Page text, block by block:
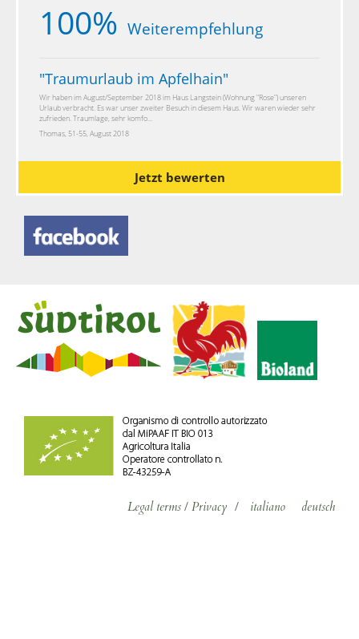
100% Weiterempfehlung
"Traumurlaub im Apfelhain"
Wir haben im August/September 2018 im Haus Langstein (Wohnung "Rose") unseren
Urlaub verbracht. Es war unser zweiter Besuch in diesem Haus. Wir waren wieder sehr
zufrieden. Traumlage, sehr komfo...
Thomas, 51-55, August 2018
Jetzt bewerten
Legal terms / Privacy / italiano deutsch